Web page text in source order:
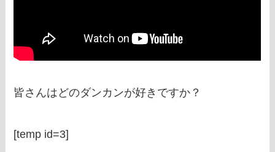
皆さんはどのダンカンが好きですか？
[temp id=3]